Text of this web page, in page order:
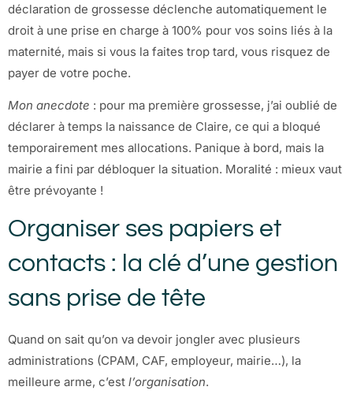
déclaration de grossesse déclenche automatiquement le
droit à une prise en charge à 100% pour vos soins liés à la
maternité, mais si vous la faites trop tard, vous risquez de
payer de votre poche.
Mon anecdote : pour ma première grossesse, j’ai oublié de
déclarer à temps la naissance de Claire, ce qui a bloqué
temporairement mes allocations. Panique à bord, mais la
mairie a fini par débloquer la situation. Moralité : mieux vaut
être prévoyante !
Organiser ses papiers et
contacts : la clé d’une gestion
sans prise de tête
Quand on sait qu’on va devoir jongler avec plusieurs
administrations (CPAM, CAF, employeur, mairie…), la
meilleure arme, c’est l’organisation.